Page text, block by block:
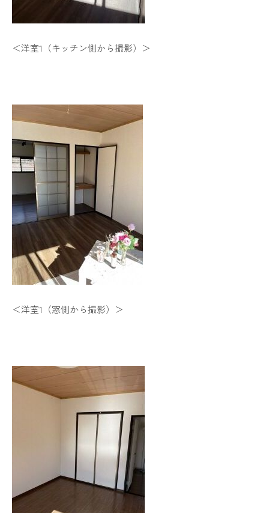
＜洋室1（キッチン側から撮影）＞
＜洋室1（窓側から撮影）＞